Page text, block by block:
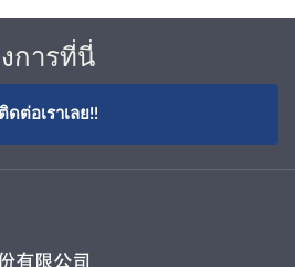
การที่นี่
ติดต่อเราเลย!!